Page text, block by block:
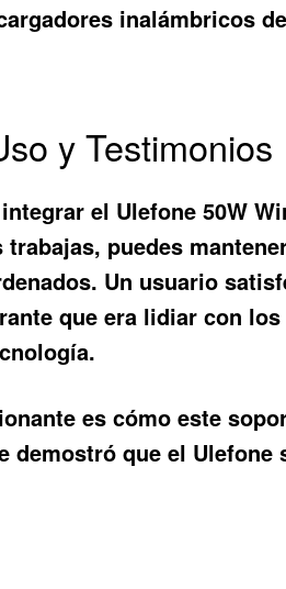
inalámbricos
y Testimonios
el Ulefone 50W
puedes
Un usuario
que era lidiar con
es cómo este
demostró que el